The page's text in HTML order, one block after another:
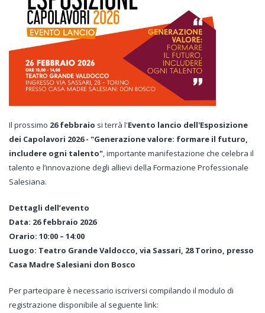
Il prossimo 26 febbraio si terrà l'Evento lancio dell'Esposizione
dei Capolavori 2026 - "Generazione valore: formare il futuro,
includere ogni talento", importante manifestazione che celebra il
talento e l’innovazione degli allievi della Formazione Professionale
Salesiana.
Dettagli dell’evento
Data: 26 febbraio 2026
Orario: 10:00 – 14:00
Luogo: Teatro Grande Valdocco, via Sassari, 28 Torino, presso
Casa Madre Salesiani don Bosco
Per partecipare è necessario iscriversi compilando il modulo di
registrazione disponibile al seguente link: